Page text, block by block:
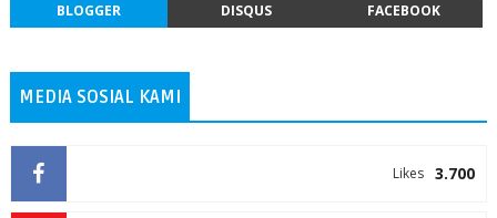
BLOGGER DISQUS FACEBOOK
MEDIA SOSIAL KAMI
3.700
Likes